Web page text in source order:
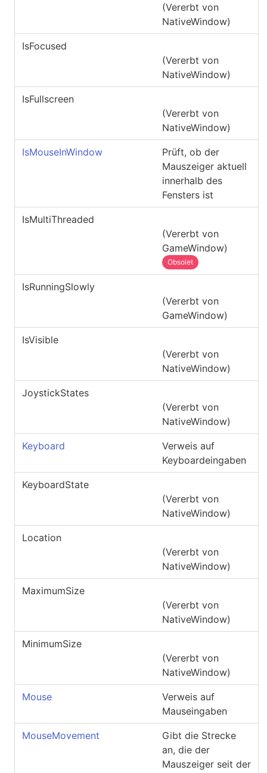
(Vererbt von
NativeWindow)
IsFocused
(Vererbt von
NativeWindow)
IsFullscreen
(Vererbt von
NativeWindow)
IsMouseInWindow
Prüft, ob der
Mauszeiger aktuell
innerhalb des
Fensters ist
IsMultiThreaded
(Vererbt von
GameWindow)
Obsolet
IsRunningSlowly
(Vererbt von
GameWindow)
IsVisible
(Vererbt von
NativeWindow)
JoystickStates
(Vererbt von
NativeWindow)
Keyboard
Verweis auf
Keyboardeingaben
KeyboardState
(Vererbt von
NativeWindow)
Location
(Vererbt von
NativeWindow)
MaximumSize
(Vererbt von
NativeWindow)
MinimumSize
(Vererbt von
NativeWindow)
Mouse
Verweis auf
Mauseingaben
MouseMovement
Gibt die Strecke
an, die der
Mauszeiger seit der